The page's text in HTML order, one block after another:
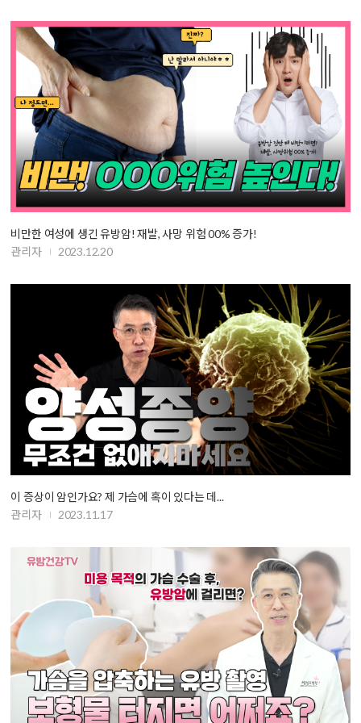
비만한 여성에 생긴 유방암! 재발, 사망 위험 00% 증가!
관리자
2023.12.20
이 증상이 암인가요? 제 가슴에 혹이 있다는 데...
관리자
2023.11.17